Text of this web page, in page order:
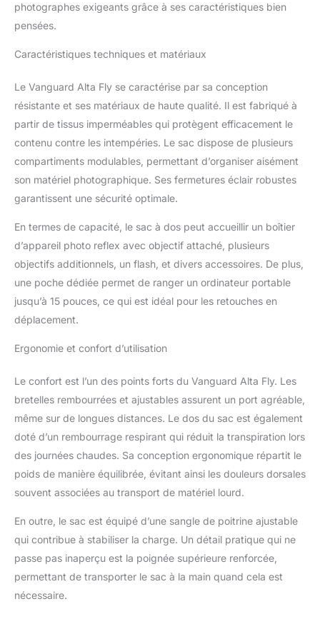
EXPERIENCE ALTA
/ Capacité : 2 Réflex +
Dimensions intérieures
(mm) : 310 x 160 x 420 /
(mm) : 375 x 265 x 540 /
Poids (g) : 3460 1 sac à
dos Photo Trolley Alta Fly
49T noir
photographes exigeants grâce à ses caractéristiques bien
pensées.
Caractéristiques techniques et matériaux
Le Vanguard Alta Fly se caractérise par sa conception
résistante et ses matériaux de haute qualité. Il est fabriqué à
partir de tissus imperméables qui protègent efficacement le
contenu contre les intempéries. Le sac dispose de plusieurs
compartiments modulables, permettant d’organiser aisément
son matériel photographique. Ses fermetures éclair robustes
garantissent une sécurité optimale.
En termes de capacité, le sac à dos peut accueillir un boîtier
d’appareil photo reflex avec objectif attaché, plusieurs
objectifs additionnels, un flash, et divers accessoires. De plus,
une poche dédiée permet de ranger un ordinateur portable
jusqu’à 15 pouces, ce qui est idéal pour les retouches en
déplacement.
Ergonomie et confort d’utilisation
Le confort est l’un des points forts du Vanguard Alta Fly. Les
bretelles rembourrées et ajustables assurent un port agréable,
même sur de longues distances. Le dos du sac est également
doté d’un rembourrage respirant qui réduit la transpiration lors
des journées chaudes. Sa conception ergonomique répartit le
poids de manière équilibrée, évitant ainsi les douleurs dorsales
souvent associées au transport de matériel lourd.
En outre, le sac est équipé d’une sangle de poitrine ajustable
qui contribue à stabiliser la charge. Un détail pratique qui ne
passe pas inaperçu est la poignée supérieure renforcée,
permettant de transporter le sac à la main quand cela est
nécessaire.